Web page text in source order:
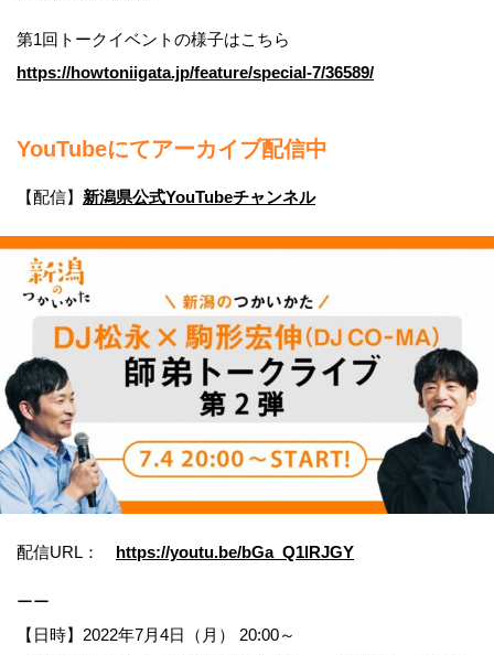
第1回トークイベントの様子はこちら
https://howtoniigata.jp/feature/special-7/36589/
YouTubeにてアーカイブ配信中
【配信】 新潟県公式YouTubeチャンネル
配信URL： https://youtu.be/bGa_Q1lRJGY
ーー
【日時】2022年7月4日（月） 20:00～